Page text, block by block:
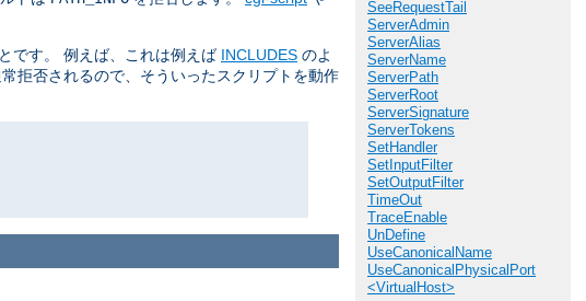
SeeRequestTail
ServerAdmin
ServerAlias
ServerName
ServerPath
ServerRoot
ServerSignature
ServerTokens
SetHandler
SetInputFilter
SetOutputFilter
TimeOut
TraceEnable
UnDefine
UseCanonicalName
UseCanonicalPhysicalPort
<VirtualHost>
です。 例えば、これは例えば INCLUDES のよ
拒否されるので、そういったスクリプトを動作